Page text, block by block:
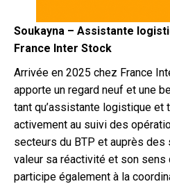
Soukayna – Assistante
France Inter Stock
Arrivée en 2025 chez France
apporte un regard neuf et une
tant qu’assistante logistique et
activement au suivi des
secteurs du BTP et auprès des
valeur sa réactivité et son sens
participe également à la